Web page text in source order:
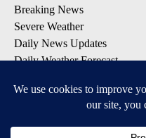
Breaking News
Severe Weather
Daily News Updates
Daily Weather Forecast
Contests & Promotions
DOWNLOAD OUR APPS